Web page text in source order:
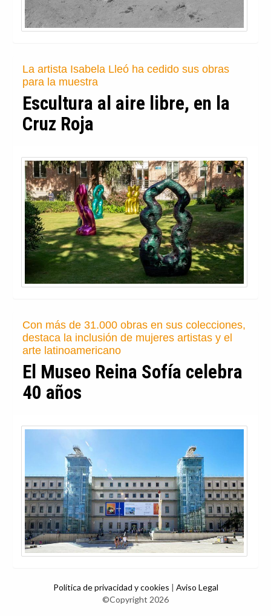
La artista Isabela Lleó ha cedido sus obras
para la muestra
Escultura al aire libre, en la
Cruz Roja
Con más de 31.000 obras en sus colecciones,
destaca la inclusión de mujeres artistas y el
arte latinoamericano
El Museo Reina Sofía celebra
40 años
Política de privacidad y cookies | Aviso Legal
©Copyright 2026